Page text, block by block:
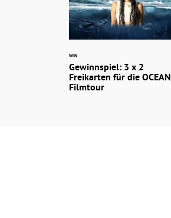
WIN
Gewinnspiel: 3 x 2
Freikarten für die OCEAN
Filmtour